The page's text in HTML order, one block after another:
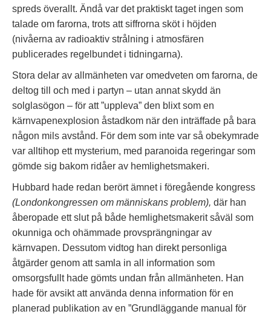
spreds överallt. Ändå var det praktiskt taget ingen som
talade om farorna, trots att siffrorna sköt i höjden
(nivåerna av radioaktiv strålning i atmosfären
publicerades regelbundet i tidningarna).
Stora delar av allmänheten var omedveten om farorna, de
deltog till och med i partyn – utan annat skydd än
solglasögon – för att ”uppleva” den blixt som en
kärnvapenexplosion åstadkom när den inträffade på bara
någon mils avstånd. För dem som inte var så obekymrade
var alltihop ett mysterium, med paranoida regeringar som
gömde sig bakom ridåer av hemlighetsmakeri.
Hubbard hade redan berört ämnet i föregående kongress
(Londonkongressen om människans problem), där han
åberopade ett slut på både hemlighetsmakerit såväl som
okunniga och ohämmade provsprängningar av
kärnvapen. Dessutom vidtog han direkt personliga
åtgärder genom att samla in all information som
omsorgsfullt hade gömts undan från allmänheten. Han
hade för avsikt att använda denna information för en
planerad publikation av en ”Grundläggande manual för